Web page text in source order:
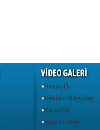
•Havacılık
•Reklam Videoları
•Röportaj
•Video Haber